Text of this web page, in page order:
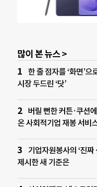
많이 본 뉴스 >
한 줄 점자를 ‘화면’
시장 두드린 ‘닷’
버릴 뻔한 커튼·쿠션
온 사회적기업 재봉 서비
기업자원봉사의 ‘진
제시한 새 기준은